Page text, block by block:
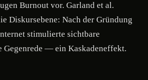
Burnout vor. Garland et al.
Diskursebene: Nach der Gründung
stimulierte sichtbare
Gegenrede — ein Kaskadeneffekt.